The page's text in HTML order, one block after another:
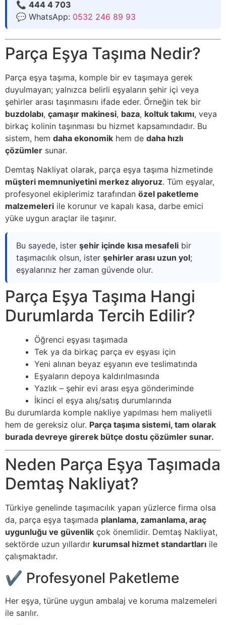
📞 444 4 703
💬 WhatsApp: 0532 246 89 93
Parça Eşya Taşıma Nedir?
Parça eşya taşıma, komple bir ev taşımaya gerek
duyulmayan; yalnızca belirli eşyaların şehir içi veya
şehirler arası taşınmasını ifade eder. Örneğin tek bir
buzdolabı, çamaşır makinesi, baza, koltuk takımı, veya
birkaç kolinin taşınması bu hizmet kapsamındadır. Bu
sistem, hem daha ekonomik hem de daha hızlı
çözümler sunar.
Demtaş Nakliyat olarak, parça eşya taşıma hizmetinde
müşteri memnuniyetini merkez alıyoruz. Tüm eşyalar,
profesyonel ekiplerimiz tarafından özel paketleme
malzemeleri ile korunur ve kapalı kasa, darbe emici
yüke uygun araçlar ile taşınır.
Bu sayede, ister şehir içinde kısa mesafeli bir
taşımacılık olsun, ister şehirler arası uzun yol;
eşyalarınız her zaman güvende olur.
Parça Eşya Taşıma Hangi
Durumlarda Tercih Edilir?
Öğrenci eşyası taşımada
Tek ya da birkaç parça ev eşyası için
Yeni alınan beyaz eşyanın eve teslimatında
Eşyaların depoya kaldırılmasında
Yazlık – şehir evi arası eşya gönderiminde
İkinci el eşya alış/satış durumlarında
Bu durumlarda komple nakliye yapılması hem maliyetli
hem de gereksiz olur. Parça taşıma sistemi, tam olarak
burada devreye girerek bütçe dostu çözümler sunar.
Neden Parça Eşya Taşımada
Demtaş Nakliyat?
Türkiye genelinde taşımacılık yapan yüzlerce firma olsa
da, parça eşya taşımada planlama, zamanlama, araç
uygunluğu ve güvenlik çok önemlidir. Demtaş Nakliyat,
sektörde uzun yıllardır kurumsal hizmet standartları ile
çalışmaktadır.
✔ Profesyonel Paketleme
Her eşya, türüne uygun ambalaj ve koruma malzemeleri
ile sarılır.